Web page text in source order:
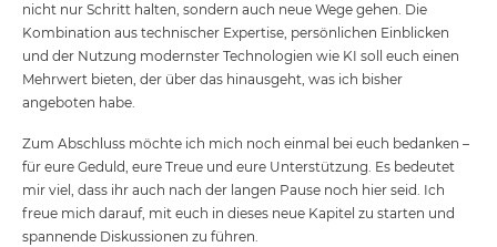
nicht nur Schritt halten, sondern auch neue Wege gehen. Die
Kombination aus technischer Expertise, persönlichen Einblicken
und der Nutzung modernster Technologien wie KI soll euch einen
Mehrwert bieten, der über das hinausgeht, was ich bisher
angeboten habe.
Zum Abschluss möchte ich mich noch einmal bei euch bedanken –
für eure Geduld, eure Treue und eure Unterstützung. Es bedeutet
mir viel, dass ihr auch nach der langen Pause noch hier seid. Ich
freue mich darauf, mit euch in dieses neue Kapitel zu starten und
spannende Diskussionen zu führen.